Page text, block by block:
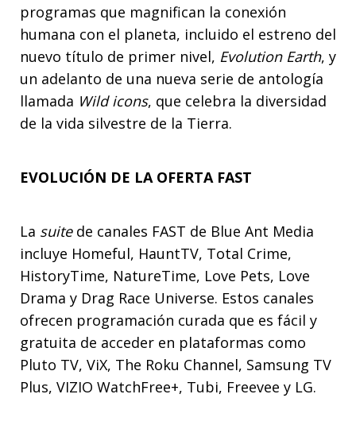
programas que magnifican la conexión
humana con el planeta, incluido el estreno del
nuevo título de primer nivel, Evolution Earth, y
un adelanto de una nueva serie de antología
llamada Wild icons, que celebra la diversidad
de la vida silvestre de la Tierra.
EVOLUCIÓN DE LA OFERTA FAST
La suitede canales FAST de Blue Ant Media
incluye Homeful, HauntTV, Total Crime,
HistoryTime, NatureTime, Love Pets, Love
Drama y Drag Race Universe. Estos canales
ofrecen programación curada que es fácil y
gratuita de acceder en plataformas como
Pluto TV, ViX, The Roku Channel, Samsung TV
Plus, VIZIO WatchFree+, Tubi, Freevee y LG.